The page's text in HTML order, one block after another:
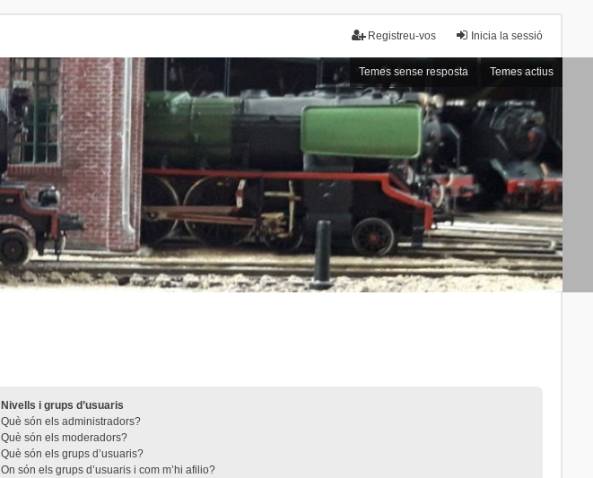
Inicia la sessió
Registreu-vos
Temes sense resposta Temes actius
Nivells i grups d’usuaris
Què són els administradors?
Què són els moderadors?
Què són els grups d’usuaris?
On són els grups d’usuaris i com m’hi afilio?